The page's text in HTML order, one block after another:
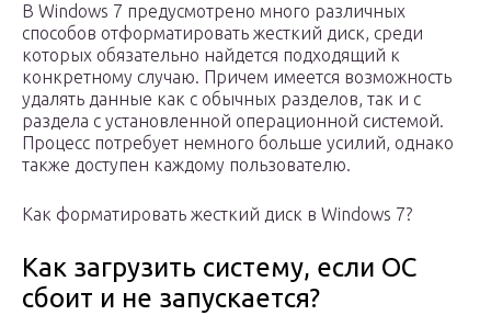
В Windows 7 предусмотрено много различных
способов отформатировать жесткий диск, среди
которых обязательно найдется подходящий к
конкретному случаю. Причем имеется возможность
удалять данные как с обычных разделов, так и с
раздела с установленной операционной системой.
Процесс потребует немного больше усилий, однако
также доступен каждому пользователю.
Как форматировать жесткий диск в Windows 7?
Как загрузить систему, если ОС
сбоит и не запускается?